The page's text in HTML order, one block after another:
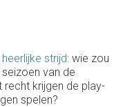
heerlijke strijd: wie zou
van de
krijgen de play-
spelen?